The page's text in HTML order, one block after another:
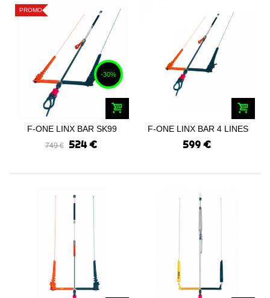
PROMO
-30%
F-ONE LINX BAR SK99
2025
749 € 524 €
F-ONE LINX BAR 4 LINES
2025
599 €